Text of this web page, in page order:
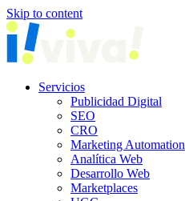
Skip to content
Servicios
Publicidad Digital
SEO
CRO
Marketing Automation
Analítica Web
Desarrollo Web
Marketplaces